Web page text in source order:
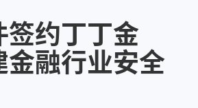
签约丁丁金
金融行业安全